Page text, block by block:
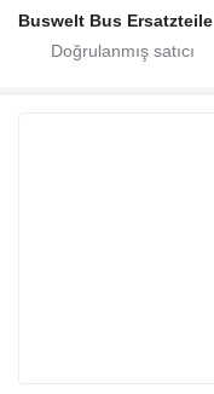
Buswelt Bus Ersatzteile